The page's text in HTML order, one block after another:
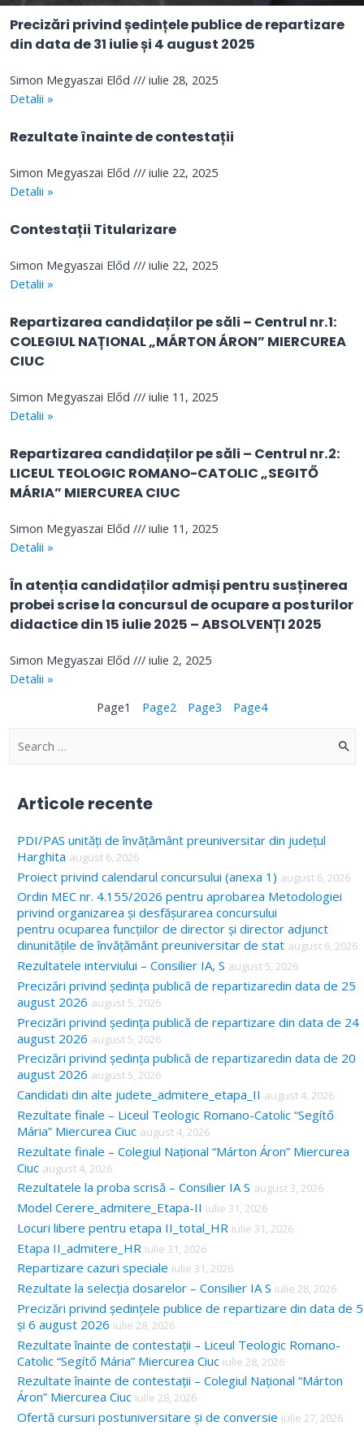
Precizări privind ședințele publice de repartizare
din data de 31 iulie și 4 august 2025
Simon Megyaszai Előd
iulie 28, 2025
Detalii »
Rezultate înainte de contestații
Simon Megyaszai Előd
iulie 22, 2025
Detalii »
Contestații Titularizare
Simon Megyaszai Előd
iulie 22, 2025
Detalii »
Repartizarea candidaților pe săli – Centrul nr.1:
COLEGIUL NAȚIONAL „MÁRTON ÁRON” MIERCUREA
CIUC
Simon Megyaszai Előd
iulie 11, 2025
Detalii »
Repartizarea candidaților pe săli – Centrul nr.2:
LICEUL TEOLOGIC ROMANO-CATOLIC „SEGITŐ
MÁRIA” MIERCUREA CIUC
Simon Megyaszai Előd
iulie 11, 2025
Detalii »
În atenția candidaților admiși pentru susținerea
probei scrise la concursul de ocupare a posturilor
didactice din 15 iulie 2025 – ABSOLVENȚI 2025
Simon Megyaszai Előd
iulie 2, 2025
Detalii »
Page1 Page2 Page3 Page4
S
c
h
f
o
r
Articole recente
PDI/PAS unități de învățământ preuniversitar din județul
Harghita august 6, 2026
Proiect privind calendarul concursului (anexa 1) august 6, 2026
Ordin MEC nr. 4.155/2026 pentru aprobarea Metodologiei
privind organizarea și desfășurarea concursului
pentru ocuparea funcțiilor de director și director adjunct
dinunitățile de învățământ preuniversitar de stat august 6, 2026
Rezultatele interviului – Consilier IA, S august 5, 2026
Precizări privind ședința publică de repartizaredin data de 25
august 2026 august 5, 2026
Precizări privind ședința publică de repartizare din data de 24
august 2026 august 5, 2026
Precizări privind ședința publică de repartizaredin data de 20
august 2026 august 5, 2026
Candidati din alte judete_admitere_etapa_II august 4, 2026
Rezultate finale – Liceul Teologic Romano-Catolic “Segítő
Mária” Miercurea Ciuc august 4, 2026
Rezultate finale – Colegiul Național “Márton Áron” Miercurea
Ciuc august 4, 2026
Rezultatele la proba scrisă – Consilier IA S august 3, 2026
Model Cerere_admitere_Etapa-II iulie 31, 2026
Locuri libere pentru etapa II_total_HR iulie 31, 2026
Etapa II_admitere_HR iulie 31, 2026
Repartizare cazuri speciale iulie 31, 2026
Rezultate la selecția dosarelor – Consilier IA S iulie 28, 2026
Precizări privind ședințele publice de repartizare din data de 5
și 6 august 2026 iulie 28, 2026
Rezultate înainte de contestații – Liceul Teologic Romano-
Catolic “Segítő Mária” Miercurea Ciuc iulie 28, 2026
Rezultate înainte de contestații – Colegiul Național “Márton
Áron” Miercurea Ciuc iulie 28, 2026
Ofertă cursuri postuniversitare și de conversie iulie 27, 2026